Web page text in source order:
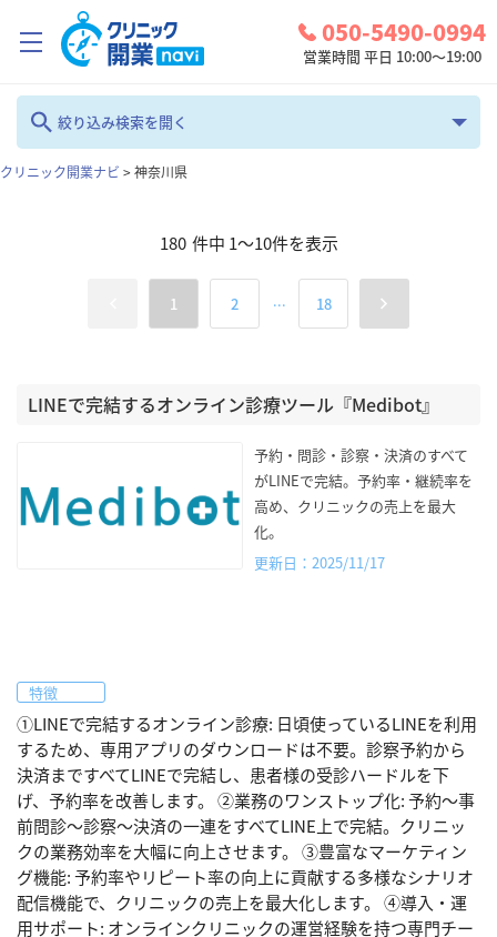
050-5490-0994
営業時間 平日 10:00～19:00
絞り込み検索を開く
フリーワード
地域
全て 検索
クリニック開業ナビ >神奈川県
180 件中 1～10件を表示
1 2 ... 18
LINEで完結するオンライン診療ツール『Medibot』
予約・問診・診察・決済のすべて
がLINEで完結。予約率・継続率を
高め、クリニックの売上を最大
化。
更新日：2025/11/17
特徴
①LINEで完結するオンライン診療: 日頃使っているLINEを利用
するため、専用アプリのダウンロードは不要。診察予約から
決済まですべてLINEで完結し、患者様の受診ハードルを下
げ、予約率を改善します。 ②業務のワンストップ化: 予約〜事
前問診〜診察〜決済の一連をすべてLINE上で完結。クリニッ
クの業務効率を大幅に向上させます。 ③豊富なマーケティン
グ機能: 予約率やリピート率の向上に貢献する多様なシナリオ
配信機能で、クリニックの売上を最大化します。 ④導入・運
用サポート: オンラインクリニックの運営経験を持つ専門チー
クリニック開業ナビとは？
診療圏調査